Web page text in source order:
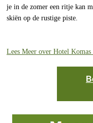
je in de zomer een ritje kan
skiën op de rustige piste.
Lees Meer over Hotel Komas